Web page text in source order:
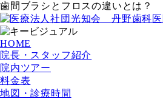
歯間ブラシとフロスの違いとは？
HOME
院長・スタッフ紹介
院内ツアー
料金表
地図・診療時間